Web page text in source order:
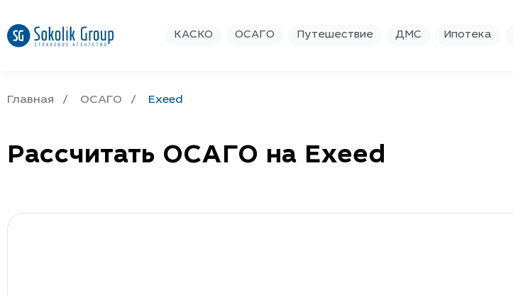
КАСКО ОСАГО Путешествие ДМС Ипотека
Главная ОСАГО Exeed
Рассчитать ОСАГО на Exeed